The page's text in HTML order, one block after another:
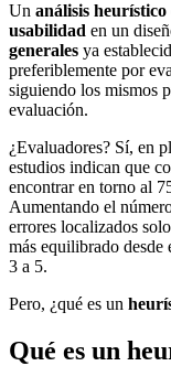
Un análisis heurístico
usabilidad en un
generales ya
preferiblemente por
siguiendo los mismos
evaluación.
¿Evaluadores? Sí, en
estudios indican que
encontrar en torno al
Aumentando el
errores localizados
más equilibrado
3 a 5.
Pero, ¿qué es un
Qué es un